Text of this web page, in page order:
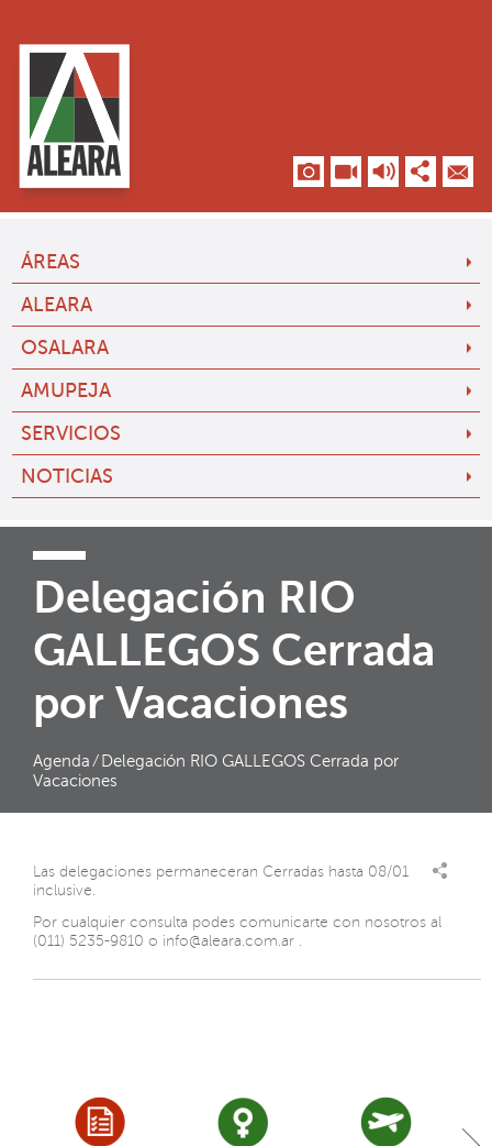
ÁREAS
ALEARA
OSALARA
AMUPEJA
SERVICIOS
NOTICIAS
Delegación RIO
GALLEGOS Cerrada
por Vacaciones
Agenda⁄Delegación RIO GALLEGOS Cerrada por
Vacaciones
Las delegaciones permaneceran Cerradas hasta 08/01
inclusive.
Por cualquier consulta podes comunicarte con nosotros al
(011) 5235-9810 o info@aleara.com.ar .